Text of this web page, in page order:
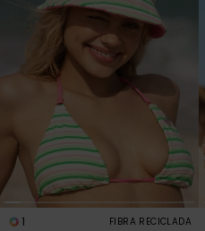
1 FIBRA RECICLADA